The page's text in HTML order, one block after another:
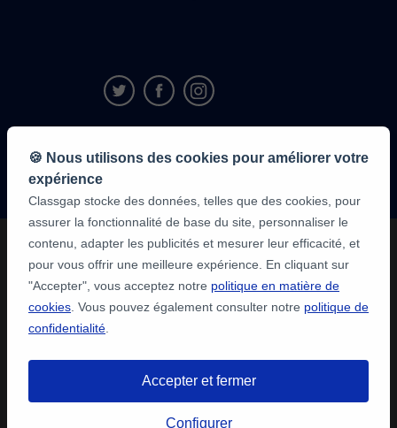
9,6/10
avis
🍪 Nous utilisons des cookies pour améliorer votre
expérience
Classgap stocke des données, telles que des cookies, pour
assurer la fonctionnalité de base du site, personnaliser le
contenu, adapter les publicités et mesurer leur efficacité, et
pour vous offrir une meilleure expérience. En cliquant sur
"Accepter", vous acceptez notre politique en matière de
cookies . Vous pouvez également consulter notre politique de
confidentialité
Accepter et fermer
Configurer